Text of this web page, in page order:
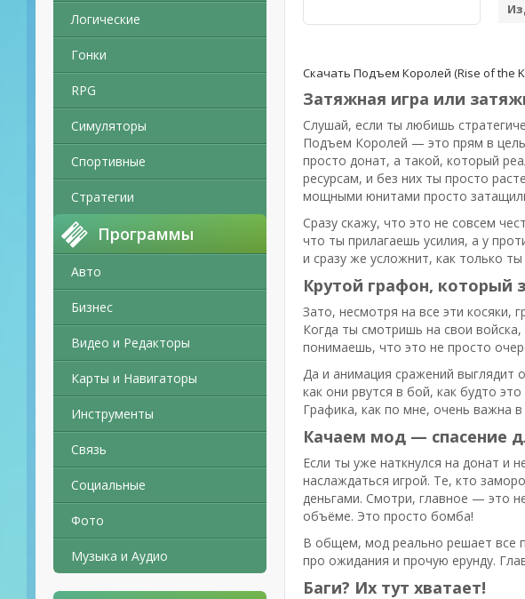
Логические
Гонки
RPG
Симуляторы
Спортивные
Стратегии
Программы
Авто
Бизнес
Видео и Редакторы
Карты и Навигаторы
Инструменты
Связь
Социальные
Фото
Музыка и Аудио
Скачать Подъем Королей (Rise of the
Затяжная игра или
Слушай, если ты любишь
Подъем Королей — это прям в
просто донат, а такой, который
ресурсам, и без них ты просто
мощными юнитами просто
Сразу скажу, что это не совсем
что ты прилагаешь усилия, а у
и сразу же усложнит, как только
Крутой графон, который
Зато, несмотря на все эти косяки,
Когда ты смотришь на свои
понимаешь, что это не просто
Да и анимация сражений выглядит
как они рвутся в бой, как будто
Графика, как по мне, очень важна
Качаем мод — спасение
Если ты уже наткнулся на донат и
наслаждаться игрой. Те, кто
деньгами. Смотри, главное — это
объёме. Это просто бомба!
В общем, мод реально решает все
про ожидания и прочую ерунду.
Баги? Их тут хватает!